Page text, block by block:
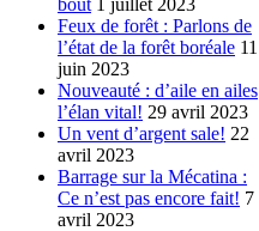
Feux de forêt : Parlons de
l’état de la forêt boréale 11
juin 2023
Nouveauté : d’aile en ailes
l’élan vital! 29 avril 2023
Un vent d’argent sale! 22
avril 2023
Barrage sur la Mécatina :
Ce n’est pas encore fait! 7
avril 2023